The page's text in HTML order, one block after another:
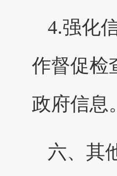
4.强化
作督促检
政府信息。
六、其